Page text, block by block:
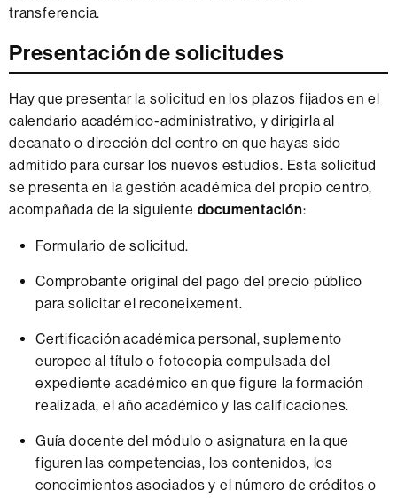
transferencia.
Presentación de solicitudes
Hay que presentar la solicitud en los plazos fijados en el
calendario académico-administrativo, y dirigirla al
decanato o dirección del centro en que hayas sido
admitido para cursar los nuevos estudios. Esta solicitud
se presenta en la gestión académica del propio centro,
acompañada de la siguiente documentación:
Formulario de solicitud.
Comprobante original del pago del precio público
para solicitar el reconeixement.
Certificación académica personal, suplemento
europeo al título o fotocopia compulsada del
expediente académico en que figure la formación
realizada, el año académico y las calificaciones.
Guía docente del módulo o asignatura en la que
figuren las competencias, los contenidos, los
conocimientos asociados y el número de créditos o